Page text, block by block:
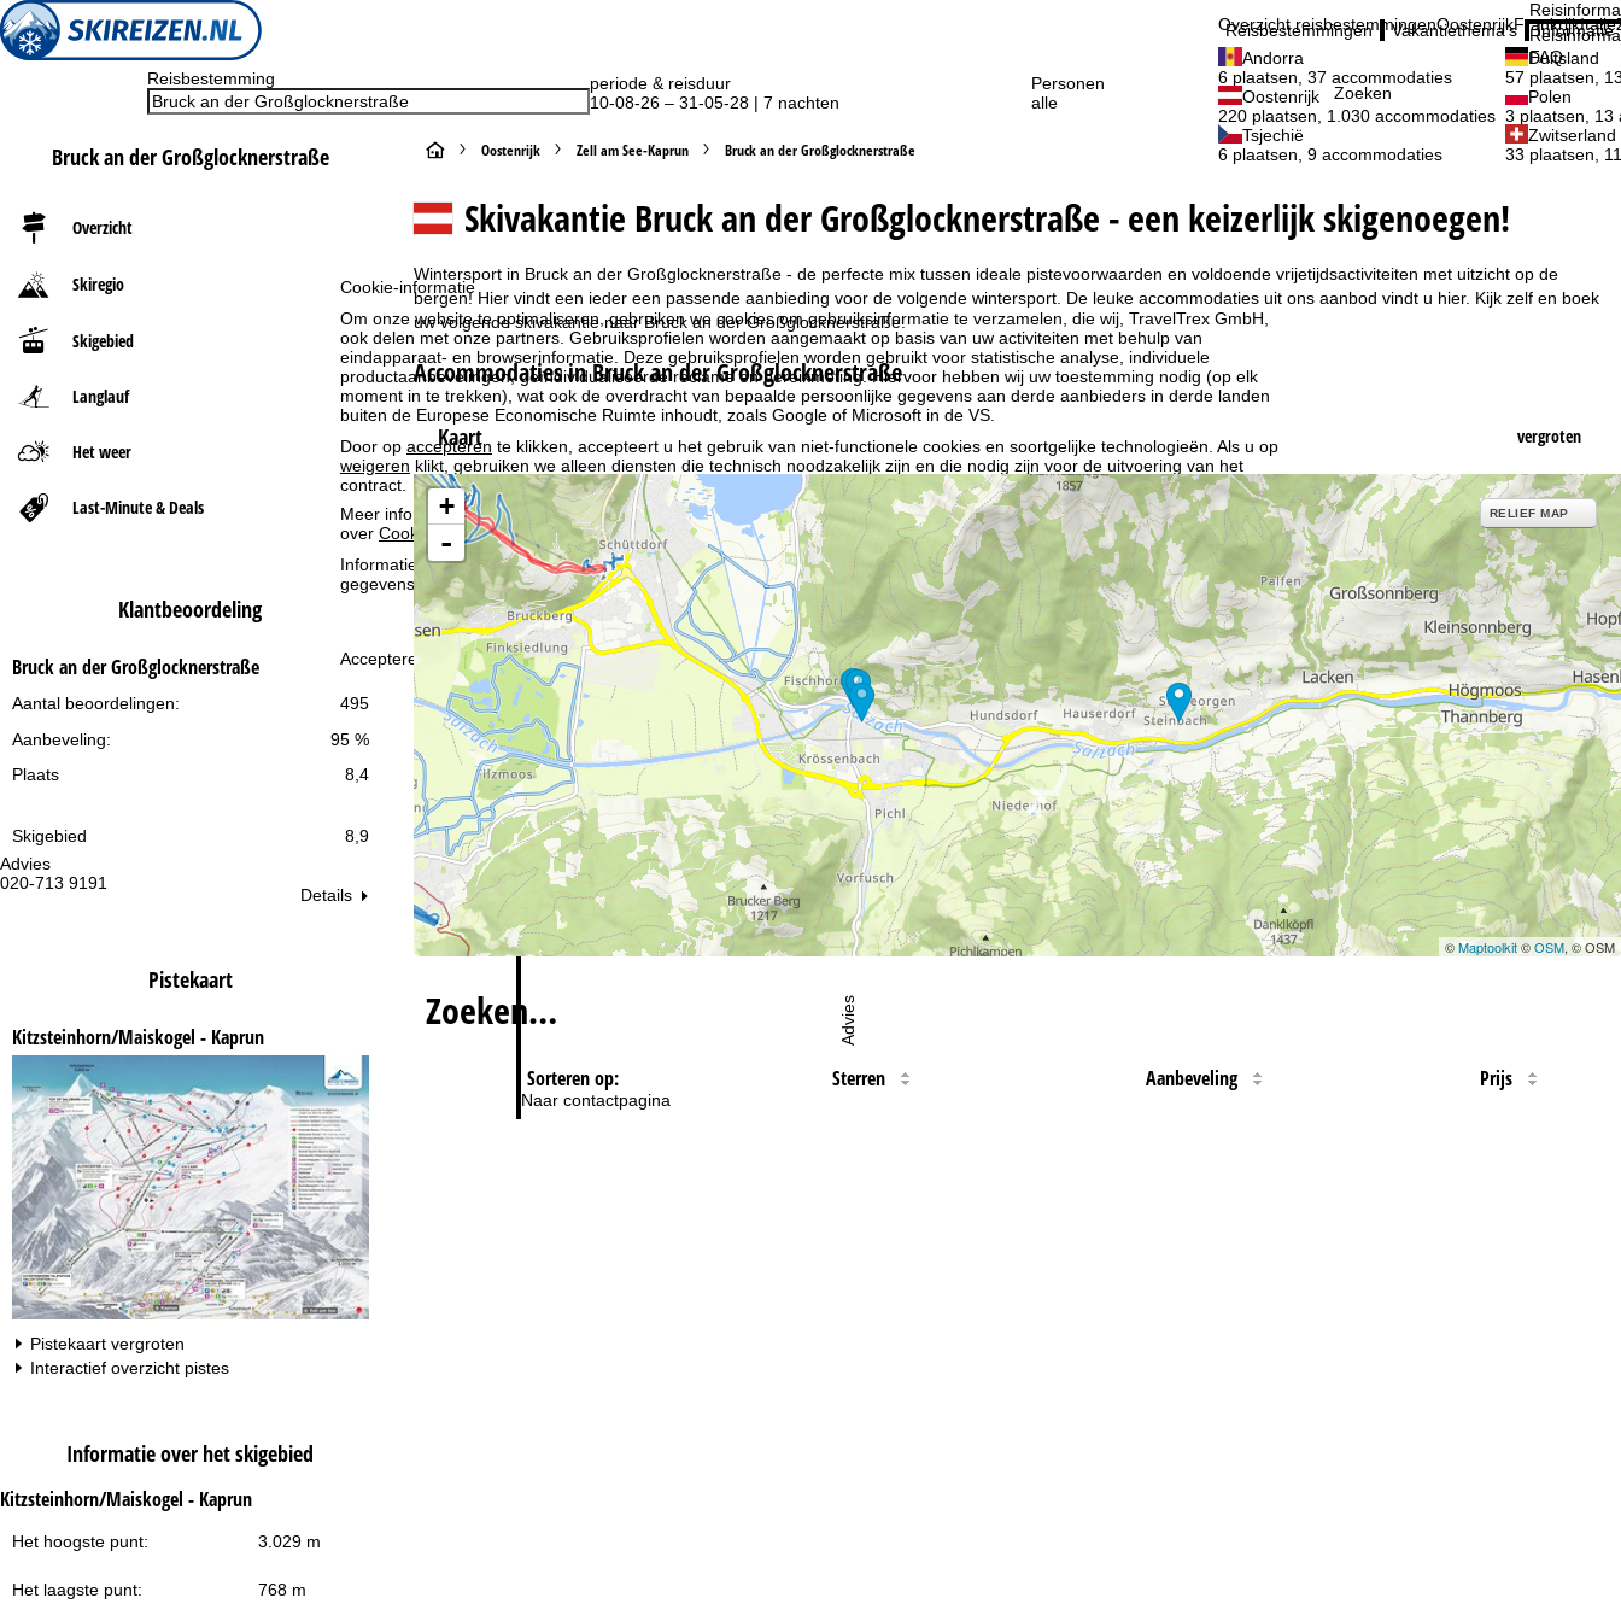
Cookie-informatie
Om onze website te optimaliseren, gebruiken we cookies om gebruiksinformatie te verzamelen, die wij, TravelTrex GmbH,
ook delen met onze partners. Gebruiksprofielen worden aangemaakt op basis van uw activiteiten met behulp van
eindapparaat- en browserinformatie. Deze gebruiksprofielen worden gebruikt voor statistische analyse, individuele
productaanbevelingen, geïndividualiseerde reclame en bereikmeting. Hiervoor hebben wij uw toestemming nodig (op elk
moment in te trekken), wat ook de overdracht van bepaalde persoonlijke gegevens aan derde aanbieders in derde landen
buiten de Europese Economische Ruimte inhoudt, zoals Google of Microsoft in de VS.
Door op accepteren te klikken, accepteert u het gebruik van niet-functionele cookies en soortgelijke technologieën. Als u op
weigeren klikt, gebruiken we alleen diensten die technisch noodzakelijk zijn en die nodig zijn voor de uitvoering van het
contract.
Meer informatie over het gebruik van cookies en de mogelijkheid om uw instellingen te wijzigen, vindt u in de informatie
over Cookie-Policy.
Informatie over de verantwoordelijke vind je in hetImpressum. Informatie over de doeleinden en jouw rechten omtrent
gegevensbescherming vind je onzePrivacy Policy
Accepteren
Advies
020-713 9191
Openingstijden
ma-do:
09:00-17:00
09:00-14:00
za-zo:
gesloten
Naar contactpagina
Advies
Reisbestemmingen
Overzicht reisbestemmingenOostenrijkFrankrijkItalië
Andorra
6 plaatsen, 37 accommodaties
Duitsland
57 plaatsen,
Oostenrijk
220 plaatsen, 1.030 accommodaties
Polen
3 plaatsen, 13
Tsjechië
6 plaatsen, 9 accommodaties
Zwitserland
33 plaatsen,
Vakantiethema's Informatie
FAQ
Reisbestemming
periode & reisduur
10-08-26 – 31-05-28 | 7 nachten
Personen
alle
Zoeken
Bruck an der Großglocknerstraße
Overzicht
Skiregio
Skigebied
Langlauf
Het weer
Last-Minute & Deals
Klantbeoordeling
Bruck an der Großglocknerstraße
495
Aantal beoordelingen:
95 %
Aanbeveling:
Plaats
8,4
Skigebied 8,9
Details
Pistekaart
Kitzsteinhorn/Maiskogel - Kaprun
Pistekaart vergroten
Interactief overzicht pistes
Informatie over het skigebied
Kitzsteinhorn/Maiskogel - Kaprun
Het hoogste punt: 3.029 m
Het laagste punt: 768 m
S
t
r
t
p
a
g
i
n
Oostenrijk Zell am See-Kaprun Bruck an der Großglocknerstraße
Skivakantie Bruck an der Großglocknerstraße - een keizerlijk skigenoegen!
Wintersport in Bruck an der Großglocknerstraße - de perfecte mix tussen ideale pistevoorwaarden en voldoende vrijetijdsactiviteiten met uitzicht op de
bergen! Hier vindt een ieder een passende aanbieding voor de volgende wintersport. De leuke accommodaties uit ons aanbod vindt u hier. Kijk zelf en boek
uw volgende skivakantie naar Bruck an der Großglocknerstraße.
Accommodaties in Bruck an der Großglocknerstraße
Kaart vergroten
+
-
RELIEF MAP
©Maptoolkit©OSM, © OSM
Zoeken…
Sorteren op: Sterren Aanbeveling Prijs